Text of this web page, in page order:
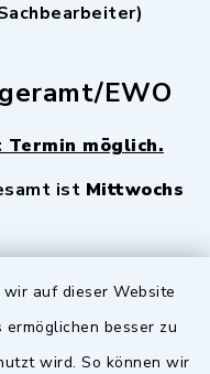
auf dieser Website
ermöglichen besser zu
wird. So können wir
EWO
möglich.
ist Mittwochs